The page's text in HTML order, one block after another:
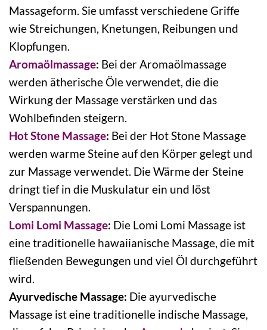
Massageform. Sie umfasst verschiedene Griffe
wie Streichungen, Knetungen, Reibungen und
Klopfungen.
Aromaölmassage: Bei der Aromaölmassage
werden ätherische Öle verwendet, die die
Wirkung der Massage verstärken und das
Wohlbefinden steigern.
Hot Stone Massage: Bei der Hot Stone Massage
werden warme Steine auf den Körper gelegt und
zur Massage verwendet. Die Wärme der Steine
dringt tief in die Muskulatur ein und löst
Verspannungen.
Lomi Lomi Massage: Die Lomi Lomi Massage ist
eine traditionelle hawaiianische Massage, die mit
fließenden Bewegungen und viel Öl durchgeführt
wird.
Ayurvedische Massage: Die ayurvedische
Massage ist eine traditionelle indische Massage,